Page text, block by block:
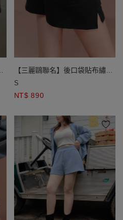
【三麗鷗聯名】後口袋貼布繡抽
繩鬆緊休閒短褲
S
NT$ 890